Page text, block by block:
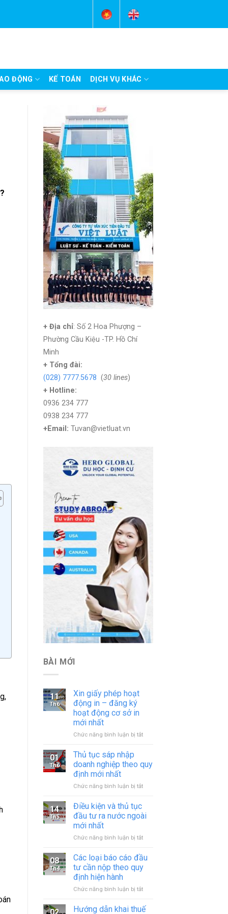
ĐỘNG KẾ TOÁN DỊCH VỤ KHÁC
+ Địa chỉ: Số 2 Hoa Phượng –
Phường Cầu Kiệu -TP. Hồ Chí
Minh
+ Tổng đài:
(028) 7777.5678 (30 lines)
+ Hotline:
0936 234 777
0938 234 777
+Email: Tuvan@vietluat.vn
BÀI MỚI
11
Th6
Xin giấy phép hoạt
động in – đăng ký
hoạt động cơ sở in
mới nhất
Chức năng bình luận bị tắtở
hoạt
in
ký
hoạt
cơ
in
mới
01
Th6
Thủ tục sáp nhập
doanh nghiệp theo quy
định mới nhất
Chức năng bình luận bị tắtở
sáp
nhập
nghiệp
quy
14
Th5
Điều kiện và thủ tục
đầu tư ra nước ngoài
mới nhất
Chức năng bình luận bị tắtở
kiện
đầu
ra
08
Th4
Các loại báo cáo đầu
tư cần nộp theo quy
định hiện hành
Chức năng bình luận bị tắtở
loại
02
Hướng dẫn khai thuế